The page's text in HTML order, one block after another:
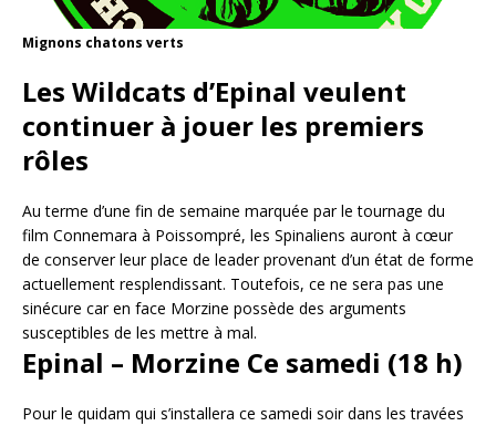
Mignons chatons verts
Les Wildcats d’Epinal veulent
continuer à jouer les premiers
rôles
Au terme d’une fin de semaine marquée par le tournage du
film Connemara à Poissompré, les Spinaliens auront à cœur
de conserver leur place de leader provenant d’un état de forme
actuellement resplendissant. Toutefois, ce ne sera pas une
sinécure car en face Morzine possède des arguments
susceptibles de les mettre à mal.
Epinal – Morzine Ce samedi (18 h)
Pour le quidam qui s’installera ce samedi soir dans les travées